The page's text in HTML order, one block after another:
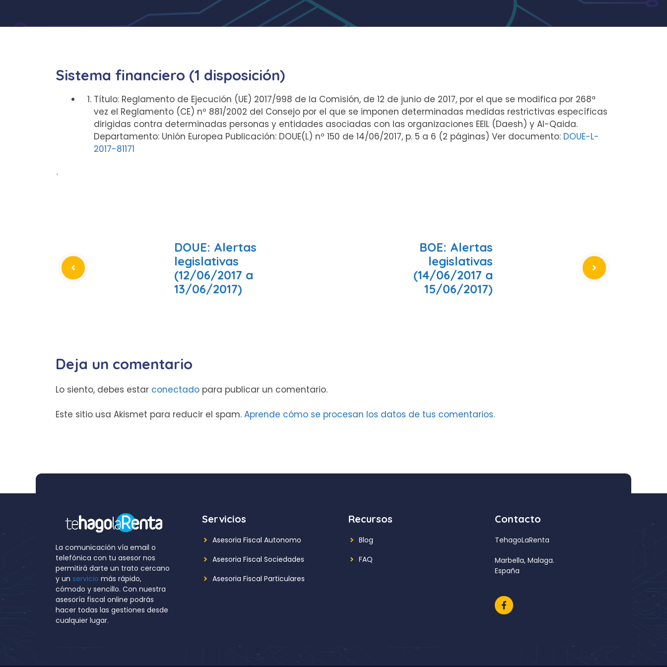
Sistema financiero (1 disposición)
Título: Reglamento de Ejecución (UE) 2017/998 de la Comisión, de 12 de junio de 2017, por el que se modifica por 268ª
vez el Reglamento (CE) nº 881/2002 del Consejo por el que se imponen determinadas medidas restrictivas específicas
dirigidas contra determinadas personas y entidades asociadas con las organizaciones EEIL (Daesh) y Al-Qaida.
Departamento: Unión Europea Publicación: DOUE(L) nº 150 de 14/06/2017, p. 5 a 6 (2 páginas) Ver documento: DOUE-L-
2017-81171
ᐧ
DOUE: Alertas
legislativas
(12/06/2017 a
13/06/2017)
BOE: Alertas
legislativas
(14/06/2017 a
15/06/2017)
Deja un comentario
Lo siento, debes estar conectado para publicar un comentario.
Este sitio usa Akismet para reducir el spam. Aprende cómo se procesan los datos de tus comentarios.
La comunicación vía email o
telefónica con tu asesor nos
permitirá darte un trato cercano
y un servicio más rápido,
cómodo y sencillo. Con nuestra
asesoría fiscal online podrás
hacer todas las gestiones desde
cualquier lugar.
Servicios
Asesoria Fiscal Autonomo
Asesoria Fiscal Sociedades
Asesoria Fiscal Particulares
Recursos
Blog
FAQ
Contacto
TehagoLaRenta
Marbella, Malaga.
España